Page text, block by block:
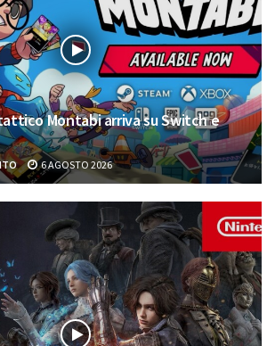
Montabi arriva su Switch e
6 AGOSTO 2026